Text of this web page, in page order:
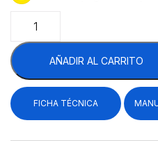
BAKERTOP
MIND.Maps
COUNTERTOP
PLUS
XEBC-
10FS-
EPRM-
AÑADIR AL CARRITO
FICHA TÉCNICA